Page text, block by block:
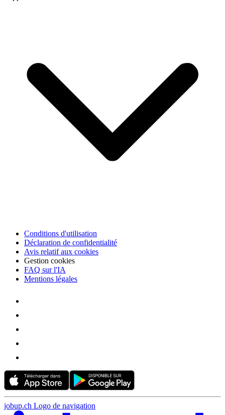
Conditions d'utilisation
Déclaration de confidentialité
Avis relatif aux cookies
Gestion cookies
FAQ sur l'IA
Mentions légales
jobup.ch Logo de navigation